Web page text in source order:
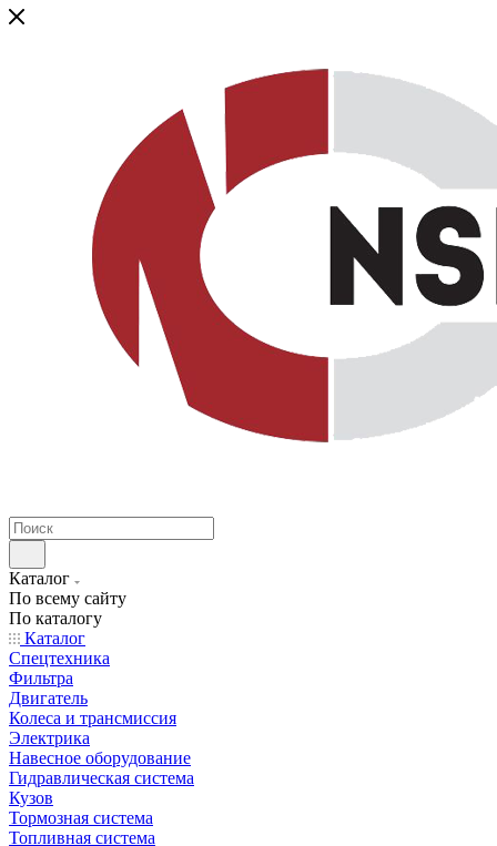
Каталог
По всему сайту
По каталогу
Каталог
Спецтехника
Фильтра
Двигатель
Колеса и трансмиссия
Электрика
Навесное оборудование
Гидравлическая система
Кузов
Тормозная система
Топливная система